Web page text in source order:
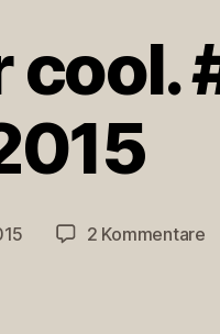
2 Kommentarezu